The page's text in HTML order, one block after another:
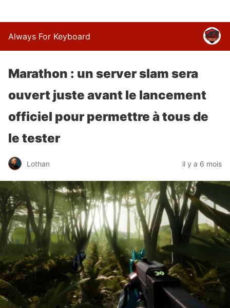
Always For Keyboard
Marathon : un server slam sera
ouvert juste avant le lancement
officiel pour permettre à tous de
le tester
Lothan il y a 6 mois